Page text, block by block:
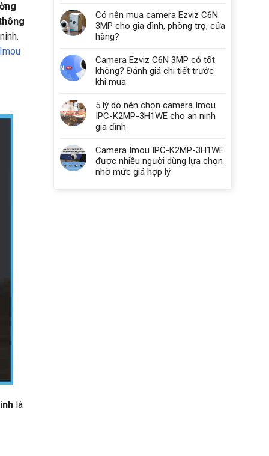
là
Có nên mua camera Ezviz C6N
3MP cho gia đình, phòng trọ, cửa
hàng?
Camera Ezviz C6N 3MP có tốt
không? Đánh giá chi tiết trước
khi mua
5 lý do nên chọn camera Imou
IPC-K2MP-3H1WE cho an ninh
gia đình
Camera Imou IPC-K2MP-3H1WE
được nhiều người dùng lựa chọn
nhờ mức giá hợp lý